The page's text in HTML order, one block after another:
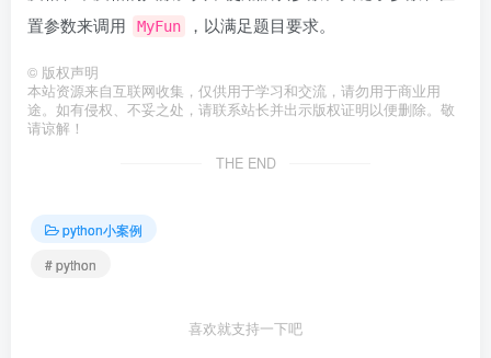
置参数来调用
MyFun ，以满足题目要求。
© 版权声明
本站资源来自互联网收集，仅供用于学习和交流，请勿用于商业用
途。如有侵权、不妥之处，请联系站长并出示版权证明以便删除。敬
请谅解！
THE END
python小案例
# python
喜欢就支持一下吧